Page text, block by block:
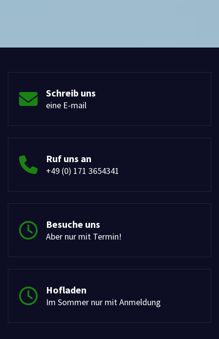
Schreib uns
eine E-mail
Ruf uns an
+49 (0) 171 3654341
Besuche uns
Aber nur mit Termin!
Hofladen
Im Sommer nur mit Anmeldung